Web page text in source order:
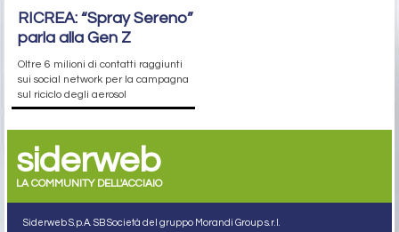
RICREA: “Spray Sereno”
parla alla Gen Z
Oltre 6 milioni di contatti raggiunti
sui social network per la campagna
sul riciclo degli aerosol
siderweb
LA COMMUNITY DELL'ACCIAIO
Siderweb S.p.A. SB Società del gruppo Morandi Group s.r.l.